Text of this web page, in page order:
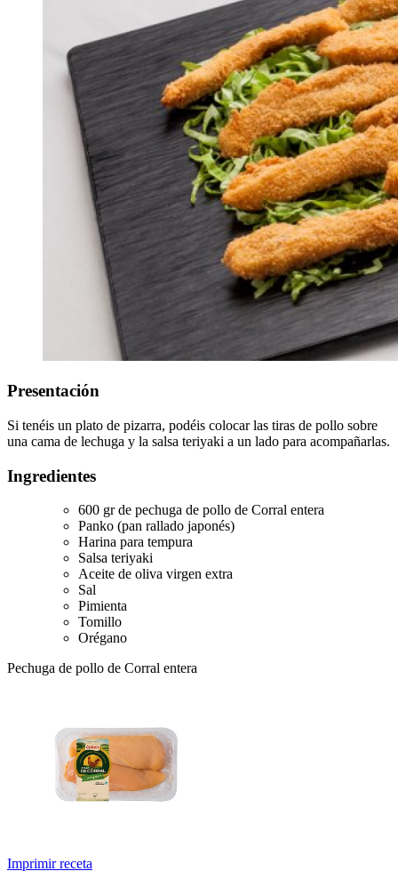
Presentación
Si tenéis un plato de pizarra, podéis colocar las tiras de pollo sobre
una cama de lechuga y la salsa teriyaki a un lado para acompañarlas.
Ingredientes
600 gr de pechuga de pollo de Corral entera
Panko (pan rallado japonés)
Harina para tempura
Salsa teriyaki
Aceite de oliva virgen extra
Sal
Pimienta
Tomillo
Orégano
Pechuga de pollo de Corral entera
Imprimir receta